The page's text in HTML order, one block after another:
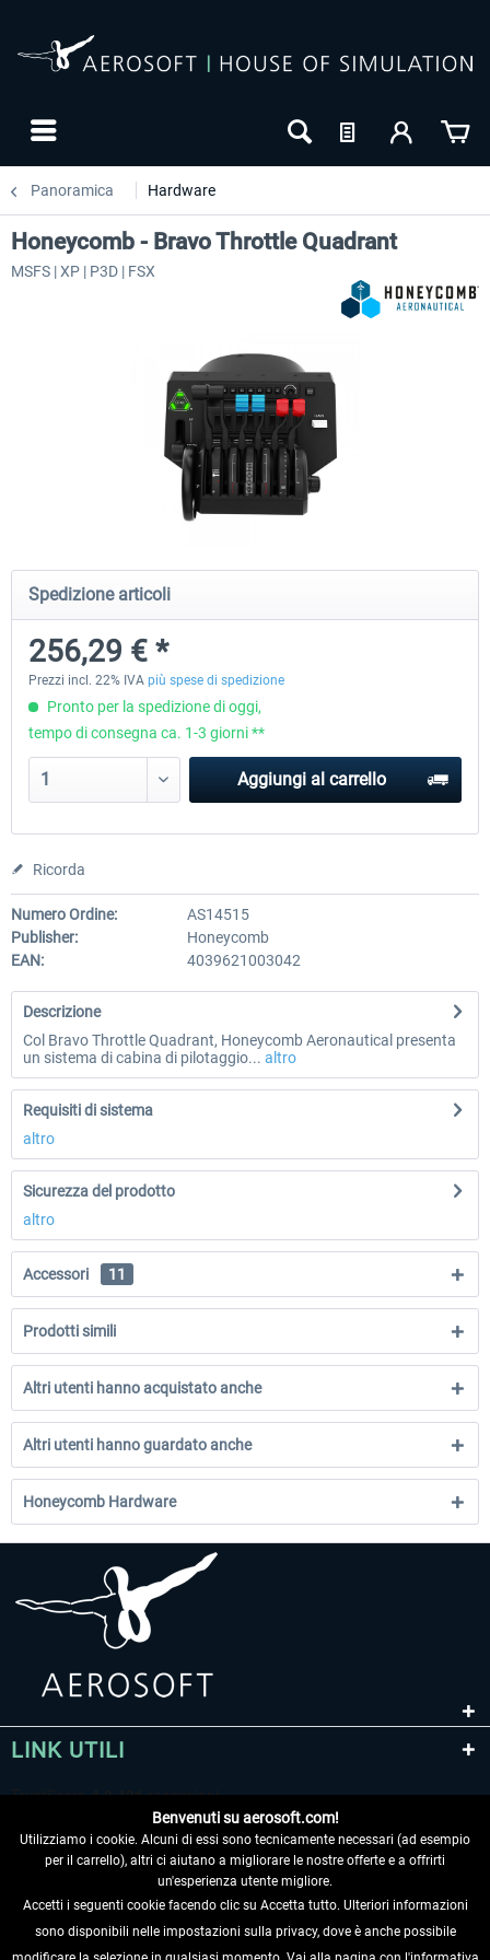
Panoramica Hardware
Honeycomb - Flight Sim USB Hub
51,25 € *
Honeycomb - Bravo Throttle
Honeycomb - Bravo Throttle Quadrant
MSFS | XP | P3D | FSX
Spedizione articoli
256,29 € *
Prezzi incl. 22% IVA più spese di spedizione
Pronto per la spedizione di oggi,
tempo di consegna ca. 1-3 giorni **
Aggiungi al carrello
Ricorda
Numero Ordine:
AS14515
Publisher:
Honeycomb
EAN:
4039621003042
Descrizione
Col Bravo Throttle Quadrant, Honeycomb Aeronautical presenta
un sistema di cabina di pilotaggio... altro
Requisiti di sistema
altro
Sicurezza del prodotto
altro
Accessori 11
Prodotti simili
Altri utenti hanno acquistato anche
Altri utenti hanno guardato anche
Honeycomb Hardware
LINK UTILI
RECEDERE DAL CONTRATTO
Benvenuti su aerosoft.com!
Utilizziamo i cookie. Alcuni di essi sono tecnicamente necessari (ad esempio
per il carrello), altri ci aiutano a migliorare le nostre offerte e a offrirti
un'esperienza utente migliore.
Accetti i seguenti cookie facendo clic su Accetta tutto. Ulteriori informazioni
sono disponibili nelle impostazioni sulla privacy, dove è anche possibile